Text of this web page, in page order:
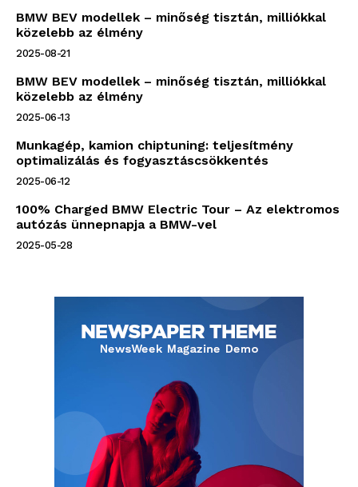
BMW BEV modellek – minőség tisztán, milliókkal
közelebb az élmény
2025-08-21
BMW BEV modellek – minőség tisztán, milliókkal
közelebb az élmény
2025-06-13
Munkagép, kamion chiptuning: teljesítmény
optimalizálás és fogyasztáscsökkentés
2025-06-12
100% Charged BMW Electric Tour – Az elektromos
autózás ünnepnapja a BMW-vel
2025-05-28